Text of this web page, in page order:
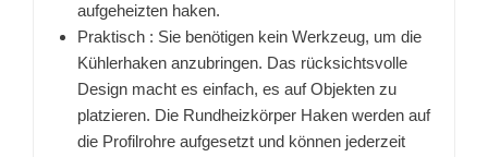
aufgeheizten haken.
Praktisch : Sie benötigen kein Werkzeug, um die
Kühlerhaken anzubringen. Das rücksichtsvolle
Design macht es einfach, es auf Objekten zu
platzieren. Die Rundheizkörper Haken werden auf
die Profilrohre aufgesetzt und können jederzeit